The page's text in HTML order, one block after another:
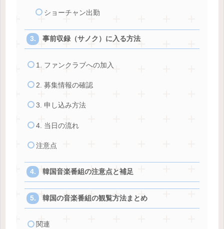
ショーチャン出勤
事前収録（サノク）に入る方法
1. ファンクラブへの加入
2. 募集情報の確認
3. 申し込み方法
4. 当日の流れ
注意点
韓国音楽番組の注意点と補足
韓国の音楽番組の観覧方法まとめ
関連